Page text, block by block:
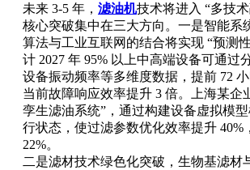
未来 3-5 年， 滤油机技术将进入 “多技术
核心突破集中在三大方向。一是智能系
算法与工业互联网的结合将实现 “预测
计 2027 年 95% 以上中高端设备可通过
设备振动频率等多维度数据，提前 72
当前故障响应效率提升 3 倍。上海某企
孪生滤油系统”，通过构建设备虚拟模
行状态，使过滤参数优化效率提升 40%
22%。
二是滤材技术绿色化突破，生物基滤材